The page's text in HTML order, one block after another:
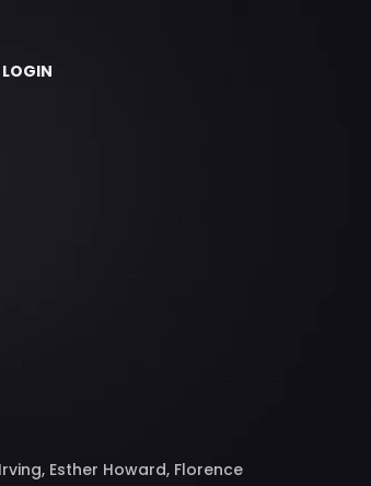
LOGIN
Esther Howard, Florence